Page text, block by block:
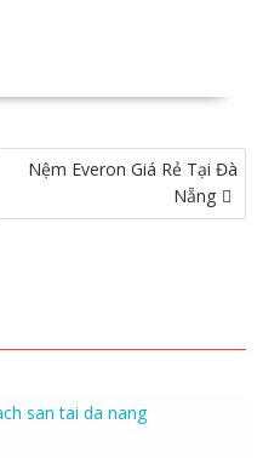
Nệm Everon Giá Rẻ Tại Đà
Nẵng